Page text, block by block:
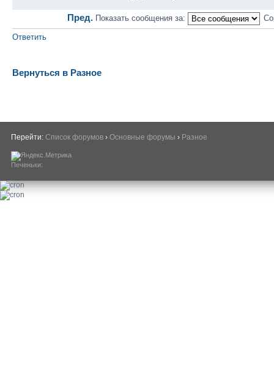
Пред. Показать сообщения за:
Ответить
Вернуться в Разное
Перейти: Список форумов › Основные форумы › Разное
Печеньки: